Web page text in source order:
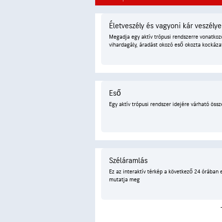
Életveszély és vagyoni kár veszélye
Megadja egy aktív trópusi rendszerre
vihardagály, áradást okozó eső okozta
Eső
Egy aktív trópusi rendszer idejére várható
Széláramlás
Ez az interaktív térkép a következő 24
mutatja meg